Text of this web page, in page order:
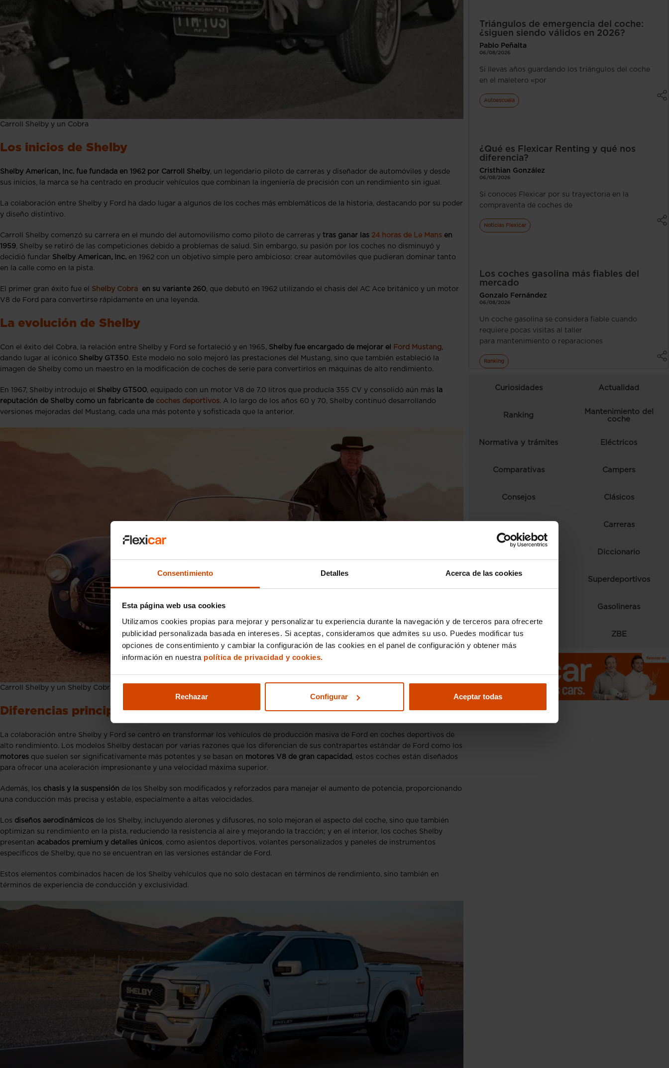
Consentimiento Detalles Acerca de las cookies
Esta página web usa cookies
Utilizamos cookies propias para mejorar y personalizar tu experiencia durante la navegación y de terceros para ofrecerte
publicidad personalizada basada en intereses. Si aceptas, consideramos que admites su uso. Puedes modificar tus
opciones de consentimiento y cambiar la configuración de las cookies en el panel de configuración y obtener más
información en nuestra política de privacidad y cookies.
Rechazar Configurar Aceptar todas
Carroll Shelby y un Cobra
Los inicios de Shelby
Shelby American, Inc. fue fundada en 1962 por Carroll Shelby, un legendario piloto de carreras y diseñador de automóviles y desde
sus inicios, la marca se ha centrado en producir vehículos que combinan la ingeniería de precisión con un rendimiento sin igual.
La colaboración entre Shelby y Ford ha dado lugar a algunos de los coches más emblemáticos de la historia, destacando por su poder
y diseño distintivo.
Carroll Shelby comenzó su carrera en el mundo del automovilismo como piloto de carreras y tras ganar las 24 horas de Le Mans en
1959, Shelby se retiró de las competiciones debido a problemas de salud. Sin embargo, su pasión por los coches no disminuyó y
decidió fundar Shelby American, Inc. en 1962 con un objetivo simple pero ambicioso: crear automóviles que pudieran dominar tanto
en la calle como en la pista.
El primer gran éxito fue el Shelby Cobra en su variante 260, que debutó en 1962 utilizando el chasis del AC Ace británico y un motor
V8 de Ford para convertirse rápidamente en una leyenda.
La evolución de Shelby
Con el éxito del Cobra, la relación entre Shelby y Ford se fortaleció y en 1965, Shelby fue encargado de mejorar el Ford Mustang,
dando lugar al icónico Shelby GT350. Este modelo no solo mejoró las prestaciones del Mustang, sino que también estableció la
imagen de Shelby como un maestro en la modificación de coches de serie para convertirlos en máquinas de alto rendimiento.
En 1967, Shelby introdujo el Shelby GT500, equipado con un motor V8 de 7.0 litros que producía 355 CV y consolidó aún más
la
reputación de Shelby como un fabricante de coches deportivos. A lo largo de los años 60 y 70, Shelby continuó desarrollando
versiones mejoradas del Mustang, cada una más potente y sofisticada que la anterior.
Carroll Shelby y un Shelby Cobra
Diferencias principales de Shelby con las variantes normales de Ford
La colaboración entre Shelby y Ford se centró en transformar los vehículos de producción masiva de Ford en coches deportivos de
alto rendimiento. Los modelos Shelby destacan por varias razones que los diferencian de sus contrapartes estándar de Ford como los
motores que suelen ser significativamente más potentes y se basan en motores V8 de gran capacidad , estos coches están diseñados
para ofrecer una aceleración impresionante y una velocidad máxima superior.
Además, los chasis y la suspensión de los Shelby son modificados y reforzados para manejar el aumento de potencia, proporcionando
una conducción más precisa y estable, especialmente a altas velocidades.
Los diseños aerodinámicos de los Shelby, incluyendo alerones y difusores, no solo mejoran el aspecto del coche, sino que también
optimizan su rendimiento en la pista, reduciendo la resistencia al aire y mejorando la tracción; y en el interior, los coches Shelby
presentan acabados premium y detalles únicos, como asientos deportivos, volantes personalizados y paneles de instrumentos
específicos de Shelby, que no se encuentran en las versiones estándar de Ford.
Estos elementos combinados hacen de los Shelby vehículos que no solo destacan en términos de rendimiento, sino también en
términos de experiencia de conducción y exclusividad.
Triángulos de emergencia del coche:
¿siguen siendo válidos en 2026?
Pablo Peñalta
06/08/2026
Si llevas años guardando los triángulos del coche
en el maletero «por
Autoescuela
¿Qué es Flexicar Renting y qué nos
diferencia?
Cristhian González
06/08/2026
Si conoces Flexicar por su trayectoria en la
compraventa de coches de
Noticias Flexicar
Los coches gasolina más fiables del
mercado
Gonzalo Fernández
06/08/2026
Un coche gasolina se considera fiable cuando
requiere pocas visitas al taller
para mantenimiento o reparaciones
Ranking
Curiosidades Actualidad
Ranking
Mantenimiento del
coche
Normativa y trámites Eléctricos
Comparativas Campers
Consejos Clásicos
Carreras
Diccionario
Superdeportivos
Gasolineras
Radares ZBE